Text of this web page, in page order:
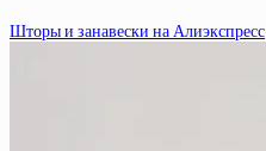
Шторы и занавески на Алиэкспресс